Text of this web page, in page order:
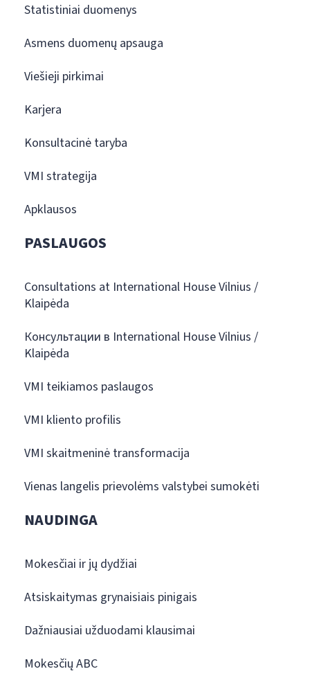
Statistiniai duomenys
Asmens duomenų apsauga
Viešieji pirkimai
Karjera
Konsultacinė taryba
VMI strategija
Apklausos
PASLAUGOS
Consultations at International House Vilnius /
Klaipėda
Консультации в International House Vilnius /
Klaipėda
VMI teikiamos paslaugos
VMI kliento profilis
VMI skaitmeninė transformacija
Vienas langelis prievolėms valstybei sumokėti
NAUDINGA
Mokesčiai ir jų dydžiai
Atsiskaitymas grynaisiais pinigais
Dažniausiai užduodami klausimai
Mokesčių ABC